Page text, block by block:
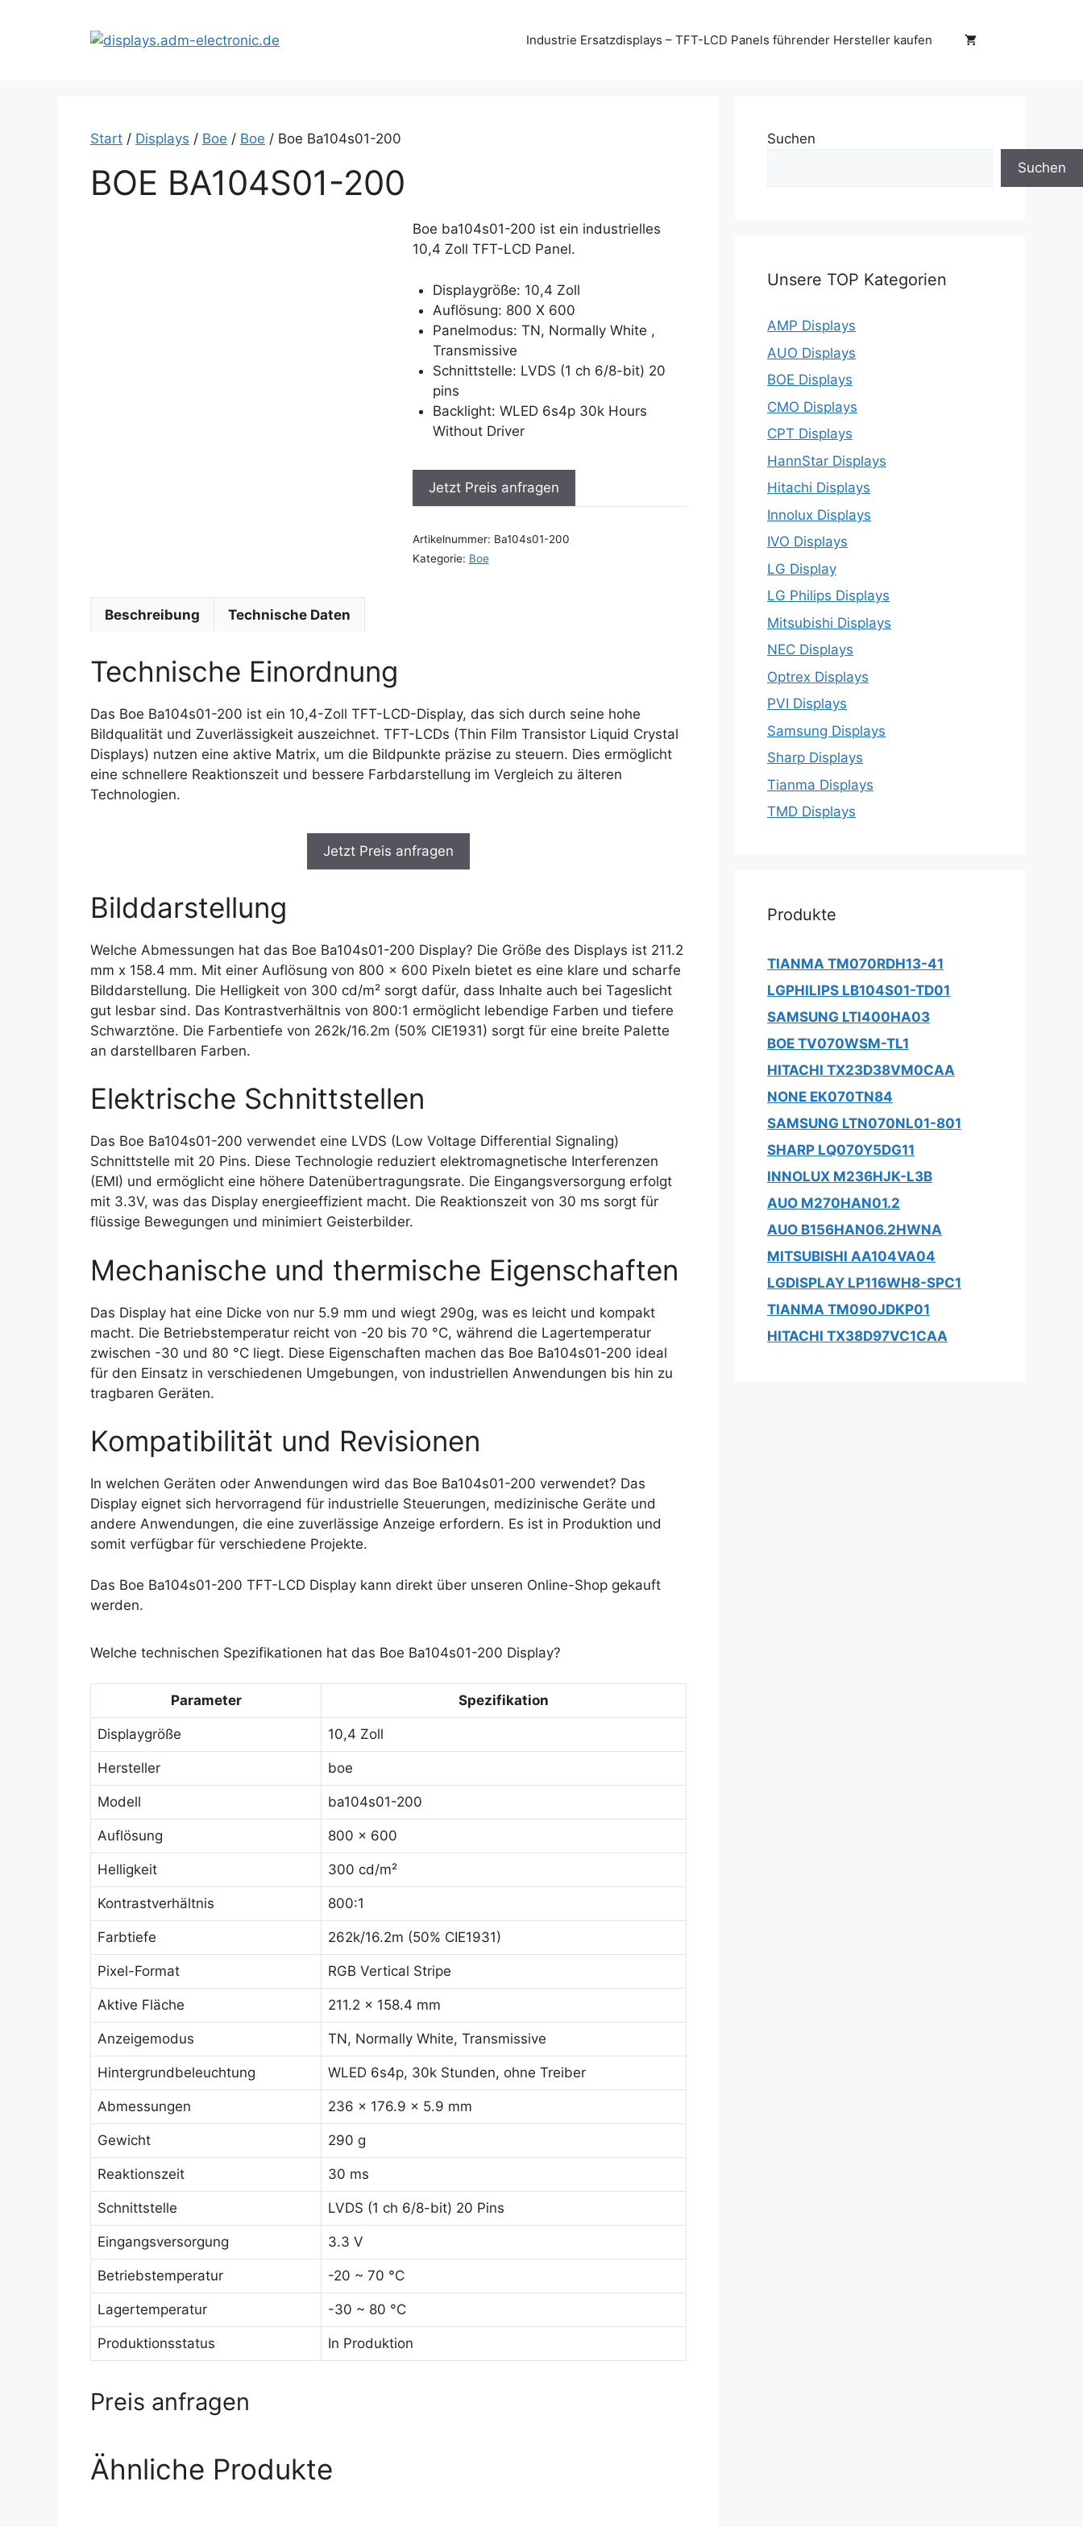
Industrie Ersatzdisplays – TFT-LCD Panels führender Hersteller kaufen
Start / Displays / Boe / Boe / Boe Ba104s01-200
BOE BA104S01-200
Boe ba104s01-200 ist ein industrielles
10,4 Zoll TFT-LCD Panel.
Displaygröße: 10,4 Zoll
Auflösung: 800 X 600
Panelmodus: TN, Normally White ,
Transmissive
Schnittstelle: LVDS (1 ch 6/8-bit) 20
pins
Backlight: WLED 6s4p 30k Hours
Without Driver
Jetzt Preis anfragen
Artikelnummer: Ba104s01-200
Kategorie: Boe
Beschreibung Technische Daten
Technische Einordnung
Das Boe Ba104s01-200 ist ein 10,4-Zoll TFT-LCD-Display, das sich durch seine hohe
Bildqualität und Zuverlässigkeit auszeichnet. TFT-LCDs (Thin Film Transistor Liquid Crystal
Displays) nutzen eine aktive Matrix, um die Bildpunkte präzise zu steuern. Dies ermöglicht
eine schnellere Reaktionszeit und bessere Farbdarstellung im Vergleich zu älteren
Technologien.
Jetzt Preis anfragen
Bilddarstellung
Welche Abmessungen hat das Boe Ba104s01-200 Display? Die Größe des Displays ist 211.2
mm x 158.4 mm. Mit einer Auflösung von 800 x 600 Pixeln bietet es eine klare und scharfe
Bilddarstellung. Die Helligkeit von 300 cd/m² sorgt dafür, dass Inhalte auch bei Tageslicht
gut lesbar sind. Das Kontrastverhältnis von 800:1 ermöglicht lebendige Farben und tiefere
Schwarztöne. Die Farbentiefe von 262k/16.2m (50% CIE1931) sorgt für eine breite Palette
an darstellbaren Farben.
Elektrische Schnittstellen
Das Boe Ba104s01-200 verwendet eine LVDS (Low Voltage Differential Signaling)
Schnittstelle mit 20 Pins. Diese Technologie reduziert elektromagnetische Interferenzen
(EMI) und ermöglicht eine höhere Datenübertragungsrate. Die Eingangsversorgung erfolgt
mit 3.3V, was das Display energieeffizient macht. Die Reaktionszeit von 30 ms sorgt für
flüssige Bewegungen und minimiert Geisterbilder.
Mechanische und thermische Eigenschaften
Das Display hat eine Dicke von nur 5.9 mm und wiegt 290g, was es leicht und kompakt
macht. Die Betriebstemperatur reicht von -20 bis 70 °C, während die Lagertemperatur
zwischen -30 und 80 °C liegt. Diese Eigenschaften machen das Boe Ba104s01-200 ideal
für den Einsatz in verschiedenen Umgebungen, von industriellen Anwendungen bis hin zu
tragbaren Geräten.
Kompatibilität und Revisionen
In welchen Geräten oder Anwendungen wird das Boe Ba104s01-200 verwendet? Das
Display eignet sich hervorragend für industrielle Steuerungen, medizinische Geräte und
andere Anwendungen, die eine zuverlässige Anzeige erfordern. Es ist in Produktion und
somit verfügbar für verschiedene Projekte.
Das Boe Ba104s01-200 TFT-LCD Display kann direkt über unseren Online-Shop gekauft
werden.
Welche technischen Spezifikationen hat das Boe Ba104s01-200 Display?
Parameter Spezifikation
Displaygröße 10,4 Zoll
Hersteller boe
Modell ba104s01-200
Auflösung 800 x 600
Helligkeit 300 cd/m²
Kontrastverhältnis 800:1
Farbtiefe 262k/16.2m (50% CIE1931)
Pixel-Format RGB Vertical Stripe
Aktive Fläche 211.2 x 158.4 mm
Anzeigemodus TN, Normally White, Transmissive
Hintergrundbeleuchtung WLED 6s4p, 30k Stunden, ohne Treiber
Abmessungen 236 x 176.9 x 5.9 mm
Gewicht 290 g
Reaktionszeit 30 ms
Schnittstelle LVDS (1 ch 6/8-bit) 20 Pins
Eingangsversorgung 3.3 V
Betriebstemperatur -20 ~ 70 °C
Lagertemperatur -30 ~ 80 °C
Produktionsstatus In Produktion
Preis anfragen
Ähnliche Produkte
Suchen
Suchen
Unsere TOP Kategorien
AMP Displays
AUO Displays
BOE Displays
CMO Displays
CPT Displays
HannStar Displays
Hitachi Displays
Innolux Displays
IVO Displays
LG Display
LG Philips Displays
Mitsubishi Displays
NEC Displays
Optrex Displays
PVI Displays
Samsung Displays
Sharp Displays
Tianma Displays
TMD Displays
Produkte
TIANMA TM070RDH13-41
LGPHILIPS LB104S01-TD01
SAMSUNG LTI400HA03
BOE TV070WSM-TL1
HITACHI TX23D38VM0CAA
NONE EK070TN84
SAMSUNG LTN070NL01-801
SHARP LQ070Y5DG11
INNOLUX M236HJK-L3B
AUO M270HAN01.2
AUO B156HAN06.2HWNA
MITSUBISHI AA104VA04
LGDISPLAY LP116WH8-SPC1
TIANMA TM090JDKP01
HITACHI TX38D97VC1CAA